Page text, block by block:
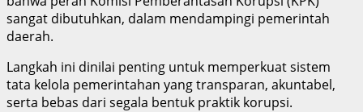
sangat dibutuhkan, dalam mendampingi pemerintah
daerah.
Langkah ini dinilai penting untuk memperkuat sistem
tata kelola pemerintahan yang transparan, akuntabel,
serta bebas dari segala bentuk praktik korupsi.